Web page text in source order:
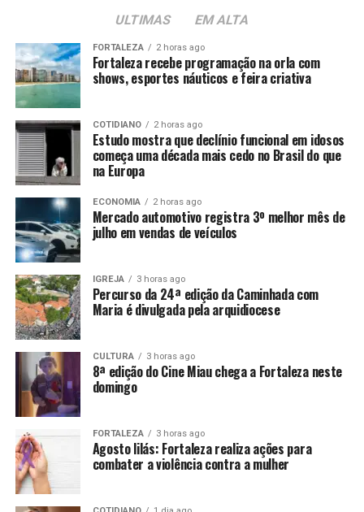
ULTIMAS EM ALTA
FORTALEZA 2 horas ago
Fortaleza recebe programação na orla com
shows, esportes náuticos e feira criativa
COTIDIANO 2 horas ago
Estudo mostra que declínio funcional em idosos
começa uma década mais cedo no Brasil do que
na Europa
ECONOMIA 2 horas ago
Mercado automotivo registra 3º melhor mês de
julho em vendas de veículos
IGREJA 3 horas ago
Percurso da 24ª edição da Caminhada com
Maria é divulgada pela arquidiocese
CULTURA 3 horas ago
8ª edição do Cine Miau chega a Fortaleza neste
domingo
FORTALEZA 3 horas ago
Agosto lilás: Fortaleza realiza ações para
combater a violência contra a mulher